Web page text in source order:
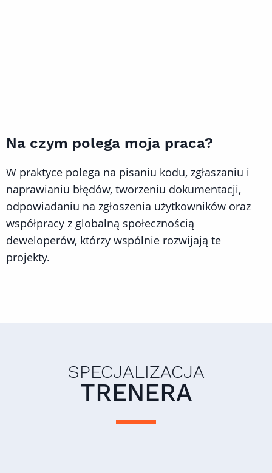
Na czym polega moja praca?
W praktyce polega na pisaniu kodu, zgłaszaniu i
naprawianiu błędów, tworzeniu dokumentacji,
odpowiadaniu na zgłoszenia użytkowników oraz
współpracy z globalną społecznością
deweloperów, którzy wspólnie rozwijają te
projekty.
SPECJALIZACJA
TRENERA